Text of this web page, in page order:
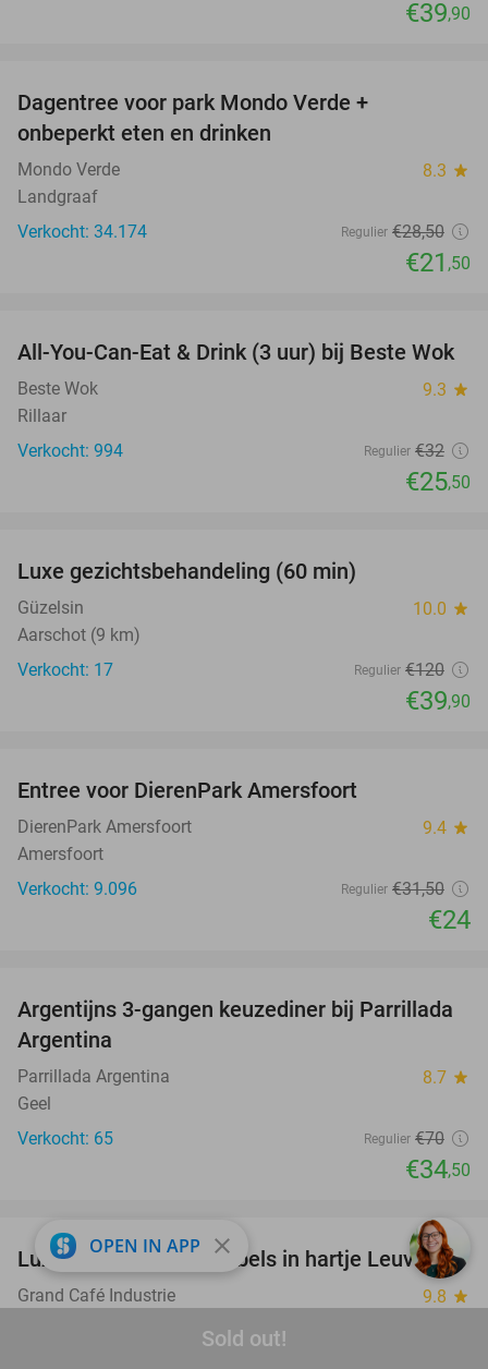
Sold out!
€39,90
Dagentree voor park Mondo Verde +
onbeperkt eten en drinken
Mondo Verde 8.3 star
Landgraaf
Verkocht: 34.174
Regulier €28,50
€21 ,50
20%
All-You-Can-Eat & Drink (3 uur) bij Beste Wok
Beste Wok 9.3 star
Rillaar
Verkocht: 994
Regulier €32
€25,50
Luxe gezichtsbehandeling (60 min)
Güzelsin 10.0 star
Aarschot (9 km)
Verkocht: 17
Regulier €120
€39,90
Entree voor DierenPark Amersfoort
DierenPark Amersfoort 9.4 star
Amersfoort
Verkocht: 9.096
Regulier €31,50
€24
51%
Argentijns 3-gangen keuzediner bij Parrillada
Argentina
Parrillada Argentina 8.7 star
Geel
Verkocht: 65
Regulier €70
€34,50
41%
Luxe ontbijt + glas bubbels in hartje Leuven
Grand Café Industrie 9.8 star
OPEN IN APP close